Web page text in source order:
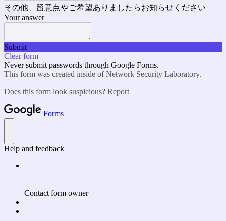
その他、留意点やご希望ありましたらお知らせください
Your answer
Submit
Clear form
Never submit passwords through Google Forms.
This form was created inside of Network Security Laboratory.
Does this form look suspicious? Report
Forms
Help and feedback
Contact form owner